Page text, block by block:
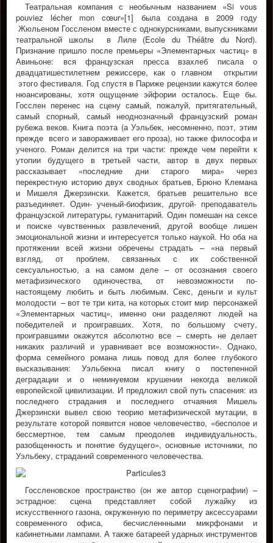
Театральная компания с необычным названием «Si vous
pouviez lécher mon cœur»[1] была создана в 2009 году
Жюльеном Госсленом вместе с однокурсниками, выпускниками
театральной школы в Лиле (Ecole du Théâtre du Nord).
Признание пришло после премьеры «Элементарных частиц» в
Авиньоне: вся французская пресса взахлеб писала о
двадцатишестилетнем режиссере, как о главном открытии
этого фестиваля. Год спустя в Париже рецензии кажутся более
нюансированы, хотя ощущение эйфории осталось. Еще бы.
Госслен перенес на сцену самый, пожалуй, притягательный,
самый спорный, самый неоднозначный французский роман
рубежа веков. Книга поэта (а Уэльбек, несомненно, поэт, этим
прежде всего и завораживает его проза), но также философа и
ученого. Роман делится на три части: прежде чем перейти к
утопии будущего в третьей части, автор в двух первых
рассказывает «последние дни старого мира» через
перекрестную историю двух сводных братьев, Брюно Клемана
и Мишеля Джерзински. Кажется, братьев решительно все
разъединяет. Один- ученый-биофизик, другой- преподаватель
французской литературы, гуманитарий. Один помешан на сексе
и поиске чувственных развлечений, другой вообще лишен
эмоциональной жизни и интересуется только наукой. Но оба на
протяжении всей жизни обречены страдать – «на первый
взгляд, от проблем, связанных с их собственной
сексуальностью, а на самом деле – от осознания своего
метафизического одиночества, от невозможности по-
настоящему любить и быть любимым. Секс, деньги и культ
молодости – вот те три кита, на которых стоит мир персонажей
«Элементарных частиц», именно они разделяют людей на
победителей и проигравших. Хотя, по большому счету,
проигравшими окажутся абсолютно все – смерть не делает
никаких различий и уравнивает все возможности». Однако,
форма семейного романа лишь повод для более глубокого
высказывания: Уэльбекна писал книгу о постепенной
деградации и о неминуемом крушении некогда великой
европейской цивилизации. И предложил свой путь спасения: из
последнего страдания и последнего отчаяния Мишель
Джерзински вывел свою теорию метафизической мутации, в
результате которой появится новое человечество, «бесполое и
бессмертное, тем самым преодолев индивидуальность,
разобщенность и понятие будущего», основные источники, по
Уэльбеку, страданий современного человечества.
Госсленовское пространство (он же автор сценографии) –
эстрадное: сцена представляет собой лужайку из
искусственного газона, окруженную по периметру аксессуарами
современного офиса, бесчисленнными микрфонами и
кабинетными лампами. А также батареей ударных инструментов